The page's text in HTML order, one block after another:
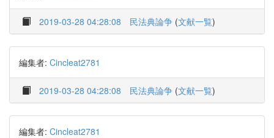
2019-03-28 04:28:08 民法典論争 (文献一覧)
編集者: Cincleat2781
2019-03-28 04:28:08 民法典論争 (文献一覧)
編集者: Cincleat2781